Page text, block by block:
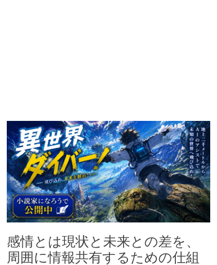
感情とは現状と未来との差を、
周囲に情報共有するための仕組